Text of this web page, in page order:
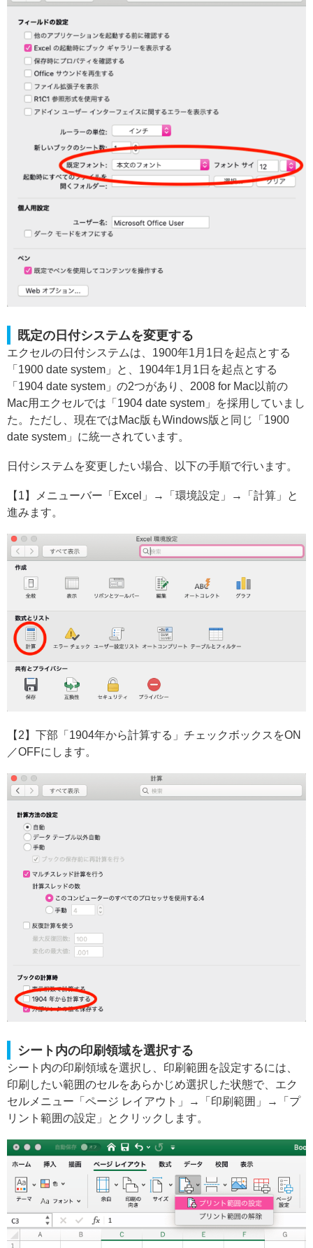
既定の日付システムを変更する
エクセルの日付システムは、1900年1月1日を起点とする
「1900 date system」と、1904年1月1日を起点とする
「1904 date system」の2つがあり、2008 for Mac以前の
Mac用エクセルでは「1904 date system」を採用していまし
た。ただし、現在ではMac版もWindows版と同じ「1900
date system」に統一されています。
日付システムを変更したい場合、以下の手順で行います。
【1】メニューバー「Excel」→「環境設定」→「計算」と
進みます。
【2】下部「1904年から計算する」チェックボックスをON
／OFFにします。
シート内の印刷領域を選択する
シート内の印刷領域を選択し、印刷範囲を設定するには、
印刷したい範囲のセルをあらかじめ選択した状態で、エク
セルメニュー「ページ レイアウト」→「印刷範囲」→「プ
リント範囲の設定」とクリックします。